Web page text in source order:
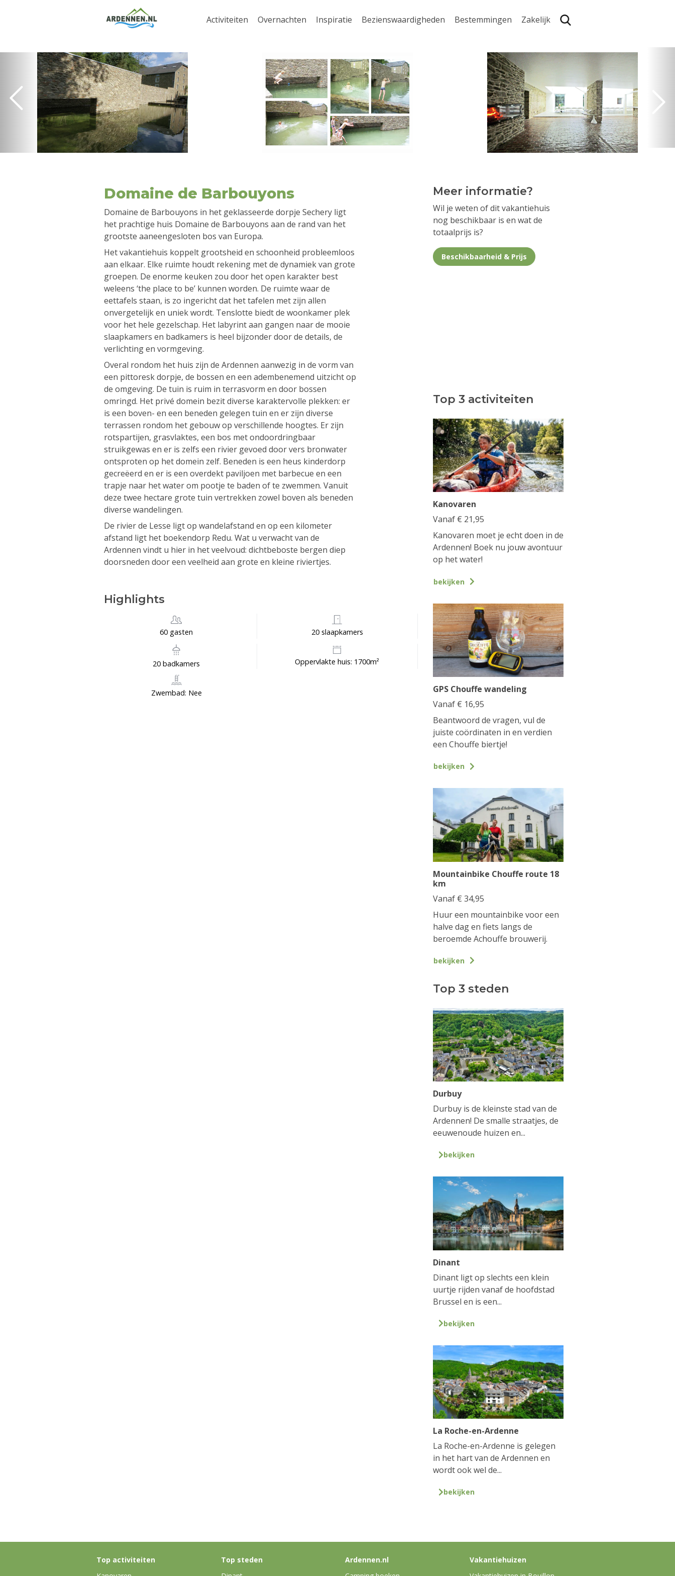
Activiteiten Overnachten Inspiratie Bezienswaardigheden Bestemmingen Zakelijk
Domaine de Barbouyons
Domaine de Barbouyons in het geklasseerde dorpje Sechery ligt
het prachtige huis Domaine de Barbouyons aan de rand van het
grootste aaneengesloten bos van Europa.
Het vakantiehuis koppelt grootsheid en schoonheid probleemloos
aan elkaar. Elke ruimte houdt rekening met de dynamiek van grote
groepen. De enorme keuken zou door het open karakter best
weleens ‘the place to be’ kunnen worden. De ruimte waar de
eettafels staan, is zo ingericht dat het tafelen met zijn allen
onvergetelijk en uniek wordt. Tenslotte biedt de woonkamer plek
voor het hele gezelschap. Het labyrint aan gangen naar de mooie
slaapkamers en badkamers is heel bijzonder door de details, de
verlichting en vormgeving.
Overal rondom het huis zijn de Ardennen aanwezig in de vorm van
een pittoresk dorpje, de bossen en een adembenemend uitzicht op
de omgeving. De tuin is ruim in terrasvorm en door bossen
omringd. Het privé domein bezit diverse karaktervolle plekken: er
is een boven- en een beneden gelegen tuin en er zijn diverse
terrassen rondom het gebouw op verschillende hoogtes. Er zijn
rotspartijen, grasvlaktes, een bos met ondoordringbaar
struikgewas en er is zelfs een rivier gevoed door vers bronwater
ontsproten op het domein zelf. Beneden is een heus kinderdorp
gecreëerd en er is een overdekt paviljoen met barbecue en een
trapje naar het water om pootje te baden of te zwemmen. Vanuit
deze twee hectare grote tuin vertrekken zowel boven als beneden
diverse wandelingen.
De rivier de Lesse ligt op wandelafstand en op een kilometer
afstand ligt het boekendorp Redu. Wat u verwacht van de
Ardennen vindt u hier in het veelvoud: dichtbeboste bergen diep
doorsneden door een veelheid aan grote en kleine riviertjes.
Highlights
60 gasten 20 slaapkamers
20 badkamers Oppervlakte huis: 1700m²
Zwembad: Nee
Meer informatie?
Wil je weten of dit vakantiehuis
nog beschikbaar is en wat de
totaalprijs is?
Beschikbaarheid & Prijs
Top 3 activiteiten
Kanovaren
Vanaf € 21,95
Kanovaren moet je echt doen in de
Ardennen! Boek nu jouw avontuur
op het water!
bekijken
GPS Chouffe wandeling
Vanaf € 16,95
Beantwoord de vragen, vul de
juiste coördinaten in en verdien
een Chouffe biertje!
bekijken
Mountainbike Chouffe route 18
km
Vanaf € 34,95
Huur een mountainbike voor een
halve dag en fiets langs de
beroemde Achouffe brouwerij.
bekijken
Top 3 steden
Durbuy
Durbuy is de kleinste stad van de
Ardennen! De smalle straatjes, de
eeuwenoude huizen en...
bekijken
Dinant
Dinant ligt op slechts een klein
uurtje rijden vanaf de hoofdstad
Brussel en is een...
bekijken
La Roche-en-Ardenne
La Roche-en-Ardenne is gelegen
in het hart van de Ardennen en
wordt ook wel de...
bekijken
Top activiteiten
Top steden
Ardennen.nl
Vakantiehuizen